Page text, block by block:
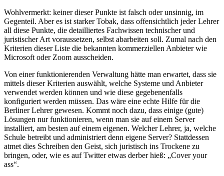
Wohlvermerkt: keiner dieser Punkte ist falsch oder unsinnig, im
Gegenteil. Aber es ist starker Tobak, dass offensichtlich jeder Lehrer
all diese Punkte, die detailliertes Fachwissen technischer und
juristischer Art voraussetzen, selbst abarbeiten soll. Zumal nach den
Kriterien dieser Liste die bekannten kommerziellen Anbieter wie
Microsoft oder Zoom ausscheiden.
Von einer funktionierenden Verwaltung hätte man erwartet, dass sie
mittels dieser Kriterien auswählt, welche Systeme und Anbieter
verwendet werden können und wie diese gegebenenfalls
konfiguriert werden müssen. Das wäre eine echte Hilfe für die
Berliner Lehrer gewesen. Kommt noch dazu, dass einige (gute)
Lösungen nur funktionieren, wenn man sie auf einem Server
installiert, am besten auf einem eigenen. Welcher Lehrer, ja, welche
Schule betreibt und administriert denn eigene Server? Stattdessen
atmet dies Schreiben den Geist, sich juristisch ins Trockene zu
bringen, oder, wie es auf Twitter etwas derber hieß: „Cover your
ass“.